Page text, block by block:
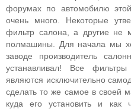
форумах по автомобилю
очень много. Некоторые
фильтр салона, а другие не
полмашины. Для начала мы
заводе производитель
устанавливал! Все
являются исключительно
сделать то же самое в своей
куда его установить и как